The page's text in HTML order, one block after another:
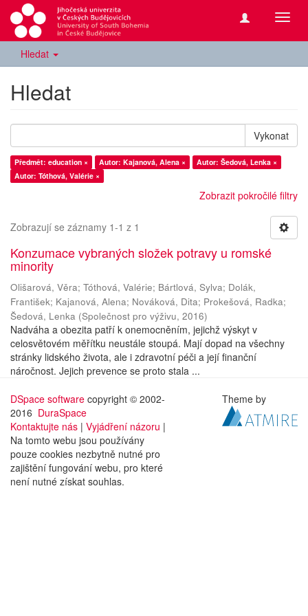
Hledat
Hledat
Vykonat
Předmět: education × Autor: Kajanová, Alena ×
Autor: Šedová, Lenka ×
Autor: Tóthová, Valérie ×
Zobrazit pokročilé filtry
Zobrazují se záznamy 1-1 z 1
Konzumace vybraných složek potravy u romské
minority
Olišarová, Věra; Tóthová, Valérie; Bártlová, Sylva; Dolák,
František; Kajanová, Alena; Nováková, Dita; Prokešová, Radka;
Šedová, Lenka (Společnost pro výživu, 2016)
Nadváha a obezita patří k onemocněním, jejichž výskyt v
celosvětovém měřítku neustále stoupá. Mají dopad na všechny
stránky lidského života, ale i zdravotní péči a její finanční
náročnost. Jejich prevence se proto stala ...
DSpace software copyright © 2002-
2016 DuraSpace
Kontaktujte nás | Vyjádření názoru |
Na tomto webu jsou používány
pouze cookies nezbytně nutné pro
zajištění fungování webu, pro které
není nutné získat souhlas.
Theme by